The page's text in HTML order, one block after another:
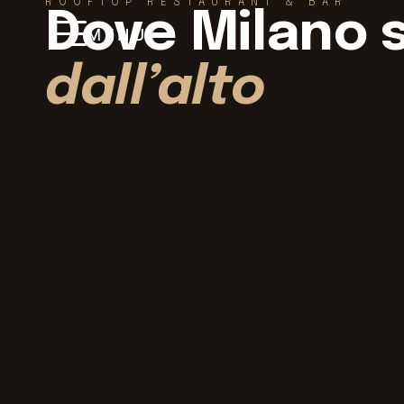
MENÙ
ROOFTOP RESTAURANT & BAR
Dove Milano
dall’alto